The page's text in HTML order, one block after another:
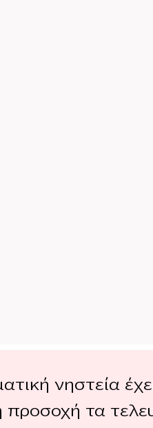
νηστεία
προσοχή τα